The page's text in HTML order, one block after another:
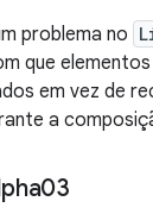
problema no
que
em vez de
a